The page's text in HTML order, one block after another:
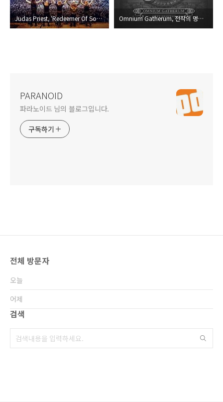
Judas Priest, ‘Redeemer Of Souls Tour’의 마지막을 담은 실황음반 공개 Omnium Gatherum, 전작의 명성과 평온함을 유지한 신보 내놓은
PARANOID
파라노이드 님의 블로그입니다.
구독하기
전체 방문자
오늘
어제
검색